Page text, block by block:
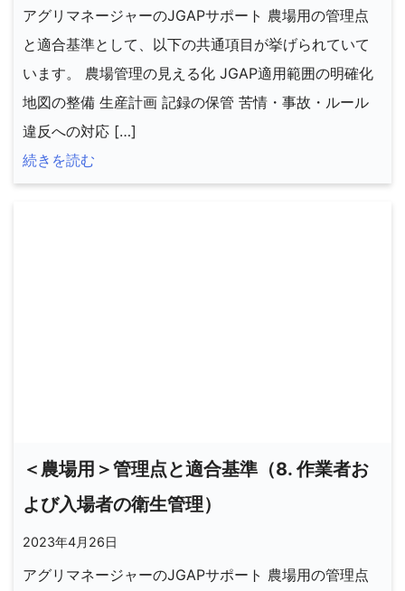
アグリマネージャーのJGAPサポート 農場用の管理点
と適合基準として、以下の共通項目が挙げられていて
います。 農場管理の見える化 JGAP適用範囲の明確化
地図の整備 生産計画 記録の保管 苦情・事故・ルール
違反への対応 […]
続きを読む
＜農場用＞管理点と適合基準（8. 作業者お
よび入場者の衛生管理）
2023年4月26日
アグリマネージャーのJGAPサポート 農場用の管理点